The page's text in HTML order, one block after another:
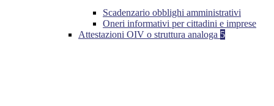
Scadenzario obblighi amministrativi
Oneri informativi per cittadini e imprese
Attestazioni OIV o struttura analoga 5